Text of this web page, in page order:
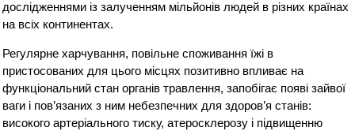
дослідженнями із залученням мільйонів людей в різних країнах
на всіх континентах.
Регулярне харчування, повільне споживання їжі в
пристосованих для цього місцях позитивно впливає на
функціональний стан органів травлення, запобігає появі зайвої
ваги і пов’язаних з ним небезпечних для здоров’я станів:
високого артеріального тиску, атеросклерозу і підвищенню